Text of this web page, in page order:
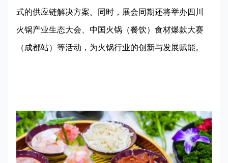
式的供应链解决方案。同时，展会同期还将举办四川
火锅产业生态大会、中国火锅（餐饮）食材爆款大赛
（成都站）等活动，为火锅行业的创新与发展赋能。